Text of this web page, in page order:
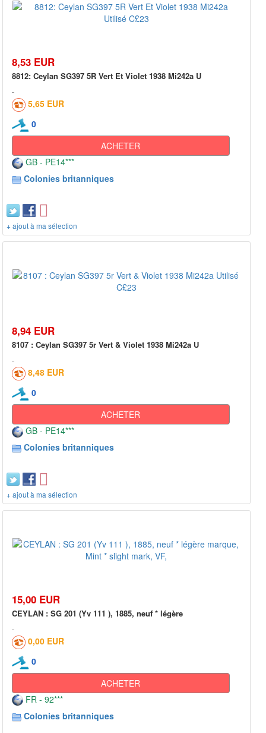
8,53 EUR
8812: Ceylan SG397 5R Vert Et Violet 1938 Mi242a U
5,65 EUR
0
ACHETER
GB - PE14***
Colonies britanniques
+ ajout à ma sélection
8,94 EUR
8107 : Ceylan SG397 5r Vert & Violet 1938 Mi242a U
8,48 EUR
0
ACHETER
GB - PE14***
Colonies britanniques
+ ajout à ma sélection
15,00 EUR
CEYLAN : SG 201 (Yv 111 ), 1885, neuf * légère
0,00 EUR
0
ACHETER
FR - 92***
Colonies britanniques